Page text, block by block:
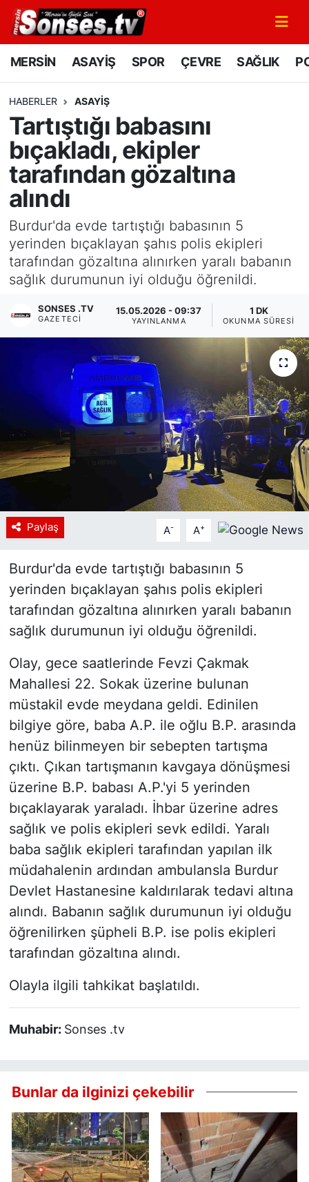
MERSİN ASAYİŞ SPOR ÇEVRE SAĞLIK
HABERLER ASAYİŞ
Tartıştığı babasını
bıçakladı, ekipler
tarafından gözaltına
alındı
Burdur'da evde tartıştığı babasının 5
yerinden bıçaklayan şahıs polis ekipleri
tarafından gözaltına alınırken yaralı babanın
sağlık durumunun iyi olduğu öğrenildi.
SONSES .TV
GAZETECI
15.05.2026 - 09:37
YAYINLANMA
1 DK
OKUNMA SÜRESI
Paylaş A- A+
Burdur'da evde tartıştığı babasının 5
yerinden bıçaklayan şahıs polis ekipleri
tarafından gözaltına alınırken yaralı babanın
sağlık durumunun iyi olduğu öğrenildi.
Olay, gece saatlerinde Fevzi Çakmak
Mahallesi 22. Sokak üzerine bulunan
müstakil evde meydana geldi. Edinilen
bilgiye göre, baba A.P. ile oğlu B.P. arasında
henüz bilinmeyen bir sebepten tartışma
çıktı. Çıkan tartışmanın kavgaya dönüşmesi
üzerine B.P. babası A.P.'yi 5 yerinden
bıçaklayarak yaraladı. İhbar üzerine adres
sağlık ve polis ekipleri sevk edildi. Yaralı
baba sağlık ekipleri tarafından yapılan ilk
müdahalenin ardından ambulansla Burdur
Devlet Hastanesine kaldırılarak tedavi altına
alındı. Babanın sağlık durumunun iyi olduğu
öğrenilirken şüpheli B.P. ise polis ekipleri
tarafından gözaltına alındı.
Olayla ilgili tahkikat başlatıldı.
Muhabir: Sonses .tv
Bunlar da ilginizi çekebilir
MERSİN
SPOR
GÜNÜN MANŞETİ
DÜNYA
KÜLTÜR - SANAT
MAGAZİN
Siyaset
YEREL HABER
Haberde insan
Tanıtım
Mersin Nöbetçi Eczaneler
Mersin Namaz Vakitleri
Mersin Trafik Yoğunluk Haritası
Süper Lig Puan Durumu ve Fikstür
Tüm Manşetler
Son Dakika Haberleri